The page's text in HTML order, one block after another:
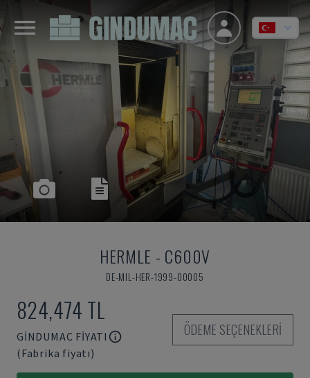
HERMLE - C600V
DE-MIL-HER-1999-00005
824,474 TL
GINDUMAC FIYATI
(Fabrika fiyatı)
ÖDEME SEÇENEKLERI